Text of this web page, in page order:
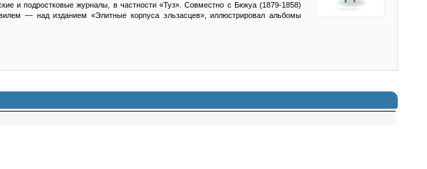
и подростковые журналы, в частности «Туз». Совместно с Бюкуа (1879-1858)
— над изданием «Элитные корпуса эльзасцев», иллюстрировал альбомы